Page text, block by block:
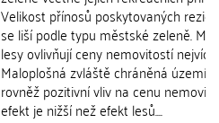
Velikost přínosů poskytovaných
se liší podle typu městské zeleně.
lesy ovlivňují ceny nemovitostí nejvíce.
Maloplošná zvláště chráněná území
rovněž pozitivní vliv na cenu
efekt je nižší než efekt lesů....